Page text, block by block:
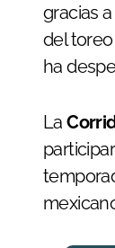
gracias
del
ha
La